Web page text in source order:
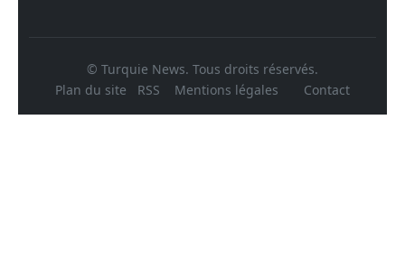
© Turquie News. Tous droits réservés.
Plan du site
RSS Mentions légales Contact